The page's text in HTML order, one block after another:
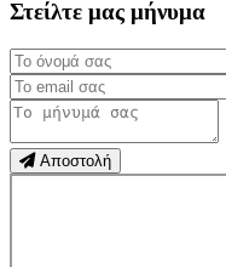
Στείλτε μας μήνυμα
Αποστολή